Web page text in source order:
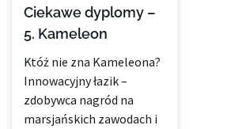
Ciekawe dyplomy –
5. Kameleon
Któż nie zna Kameleona?
Innowacyjny łazik –
zdobywca nagród na
marsjańskich zawodach i